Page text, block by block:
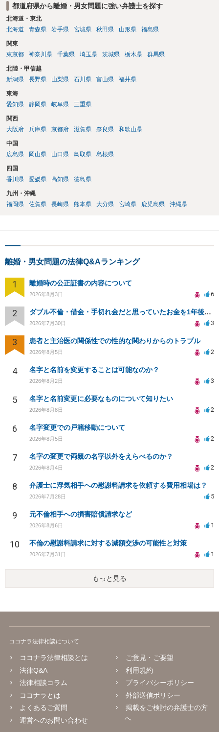
護士へ依頼しても苦労することが強く予想されるところです。、もし
本人申立てをお考えであれば、医学知識はもちろん法律知識も要求さ
れますので、性急な申立てをせず、知識と資料をしっかりと揃えて、
都道府県から離婚・男女問題に強い弁護士を探す
北海道・東北
北海道
青森県 岩手県 宮城県 秋田県 山形県 福島県
関東
東京都
神奈川県 千葉県 埼玉県 茨城県 栃木県 群馬県
北陸・甲信越
新潟県
長野県 山梨県 石川県 富山県 福井県
東海
愛知県
静岡県 岐阜県 三重県
関西
大阪府
兵庫県 京都府 滋賀県 奈良県 和歌山県
中国
広島県
岡山県 山口県 鳥取県 島根県
四国
香川県
愛媛県 高知県 徳島県
九州・沖縄
福岡県
佐賀県 長崎県 熊本県 大分県 宮崎県 鹿児島県 沖縄県
離婚・男女問題の法律Q&Aランキング
1 離婚時の公正証書の内容について
2026年8月3日 6
2 ダブル不倫・借金・手切れ金だと思っていたお金を1年後いまさら脅迫罪として通知書が来てまとめて請求
2026年7月30日 3
3 患者と主治医の関係性での性的な関わりからのトラブル
2026年8月5日 2
4 名字と名前を変更することは可能なのか？
2026年8月2日 3
5 名字と名前変更に必要なものについて知りたい
2026年8月8日 2
6 名字変更での戸籍移動について
2026年8月5日 2
7 名字の変更で両親の名字以外をえらべるのか？
2026年8月4日 2
8 弁護士に浮気相手への慰謝料請求を依頼する費用相場は？
2026年7月28日 5
9 元不倫相手への損害賠償請求など
2026年8月6日 1
10 不倫の慰謝料請求に対する減額交渉の可能性と対策
2026年7月31日 1
もっと見る
ココナラ法律相談について
ココナラ法律相談とは
法律Q&A
法律相談コラム
ココナラとは
よくあるご質問
運営へのお問い合わせ
ご意見・ご要望
利用規約
プライバシーポリシー
外部送信ポリシー
掲載をご検討の弁護士の方
へ